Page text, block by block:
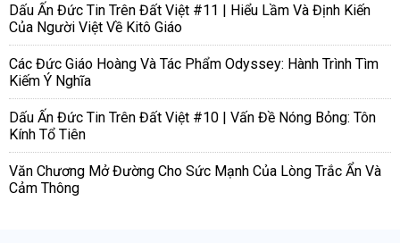
Dấu Ấn Đức Tin Trên Đất Việt #11 | Hiểu Lầm Và Định Kiến
Của Người Việt Về Kitô Giáo
Các Đức Giáo Hoàng Và Tác Phẩm Odyssey: Hành Trình Tìm
Kiếm Ý Nghĩa
Dấu Ấn Đức Tin Trên Đất Việt #10 | Vấn Đề Nóng Bỏng: Tôn
Kính Tổ Tiên
Văn Chương Mở Đường Cho Sức Mạnh Của Lòng Trắc Ẩn Và
Cảm Thông